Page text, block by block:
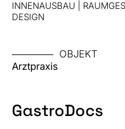
INNENAUSBAU |
DESIGN
OBJEKT
Arztpraxis
GastroDocs